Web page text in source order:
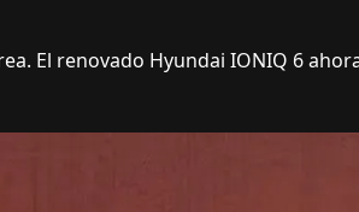
El renovado Hyundai IONIQ 6